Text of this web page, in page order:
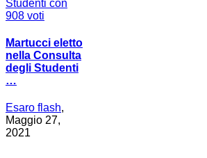
Martucci eletto
nella Consulta
degli Studenti
…
Esaro flash,
Maggio 27,
2021